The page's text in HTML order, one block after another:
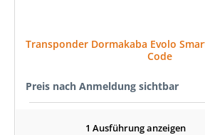
Transponder Dormakaba Evolo
Code
Preis nach Anmeldung sichtbar
1 Ausführung anzeigen